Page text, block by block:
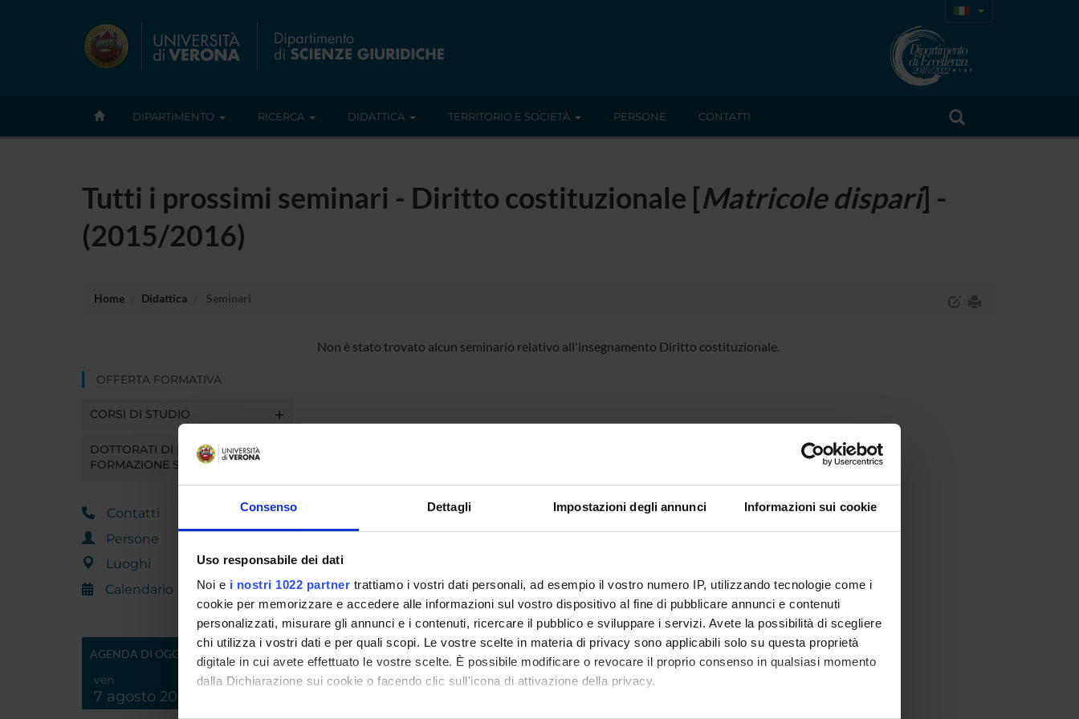
Consenso Dettagli Impostazioni degli annunci Informazioni sui cookie
Uso responsabile dei dati
Noi e i nostri 1022 partner trattiamo i vostri dati personali, ad esempio il vostro numero IP, utilizzando tecnologie come i
cookie per memorizzare e accedere alle informazioni sul vostro dispositivo al fine di pubblicare annunci e contenuti
personalizzati, misurare gli annunci e i contenuti, ricercare il pubblico e sviluppare i servizi. Avete la possibilità di scegliere
chi utilizza i vostri dati e per quali scopi. Le vostre scelte in materia di privacy sono applicabili solo su questa proprietà
digitale in cui avete effettuato le vostre scelte. È possibile modificare o revocare il proprio consenso in qualsiasi momento
dalla Dichiarazione sui cookie o facendo clic sull'icona di attivazione della privacy.
DIPARTIMENTO RICERCA DIDATTICA TERRITORIO E SOCIETÀ PERSONE CONTATTI
Tutti i prossimi seminari - Diritto costituzionale [Matricole dispari] -
(2015/2016)
Home Didattica Seminari
OFFERTA FORMATIVA
CORSI DI STUDIO
DOTTORATI DI RICERCA E
FORMAZIONE SUPERIORE
Contatti
Persone
Luoghi
Calendario
AGENDA DI OGGI
ven
7 agosto 2026
Non è stato trovato alcun seminario relativo all'insegnamento Diritto costituzionale.